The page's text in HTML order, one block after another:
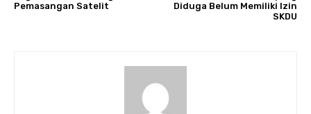
Pemasangan Satelit
Diduga Belum Memiliki Izin
SKDU